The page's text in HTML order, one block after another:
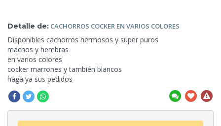
Detalle de: CACHORROS COCKER EN VARIOS COLORES
Disponibles cachorros hermosos y super puros
machos y hembras
en varios colores
cocker marrones y también blancos
haga ya sus pedidos